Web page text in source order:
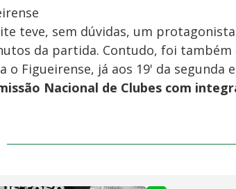
teve, sem dúvidas, um
da partida. Contudo, foi
o Figueirense, já aos 19' da segunda
Nacional de Clubes com